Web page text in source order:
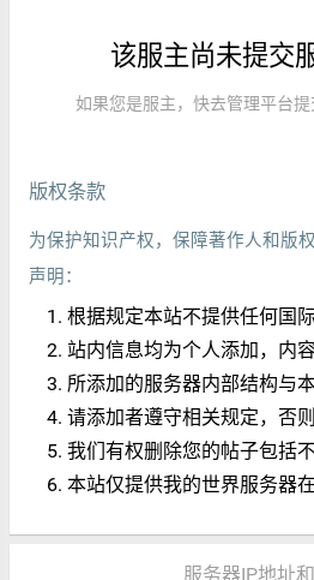
该服主尚未提交
如果您是服主，快去管理平台
版权条款
为保护知识产权，保障著作人和版
声明：
根据规定本站不提供任何国
站内信息均为个人添加，内
所添加的服务器内部结构与
请添加者遵守相关规定，否
我们有权删除您的帖子包括
本站仅提供我的世界服务器
服务器IP地址